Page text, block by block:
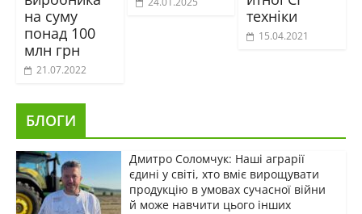
на суму
понад 100
млн грн
21.07.2022
техніки
15.04.2021
БЛОГИ
Дмитро Соломчук: Наші аграрії
єдині у світі, хто вміє вирощувати
продукцію в умовах сучасної війни
й може навчити цього інших